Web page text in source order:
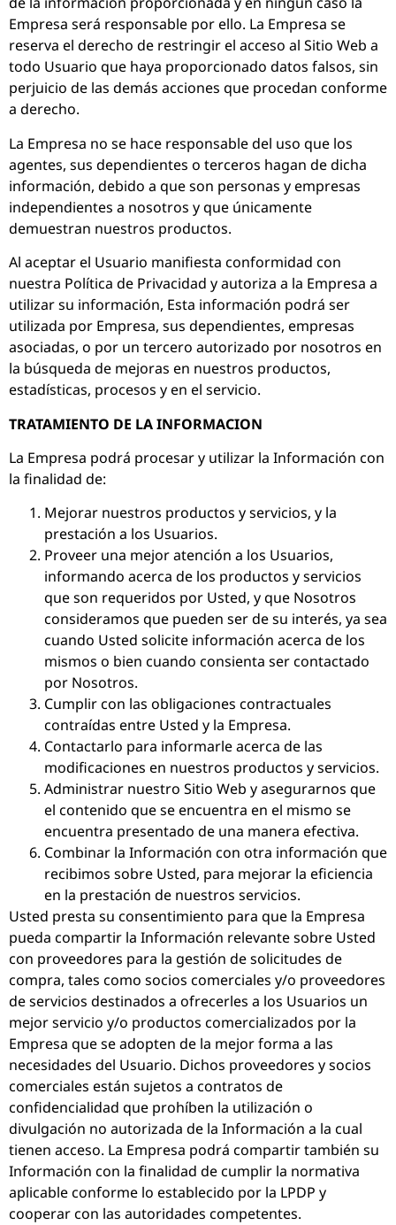
Empresa será responsable por ello. La Empresa se
reserva el derecho de restringir el acceso al Sitio Web a
todo Usuario que haya proporcionado datos falsos, sin
perjuicio de las demás acciones que procedan conforme
a derecho.
La Empresa no se hace responsable del uso que los
agentes, sus dependientes o terceros hagan de dicha
información, debido a que son personas y empresas
independientes a nosotros y que únicamente
demuestran nuestros productos.
Al aceptar el Usuario manifiesta conformidad con
nuestra Política de Privacidad y autoriza a la Empresa a
utilizar su información, Esta información podrá ser
utilizada por Empresa, sus dependientes, empresas
asociadas, o por un tercero autorizado por nosotros en
la búsqueda de mejoras en nuestros productos,
estadísticas, procesos y en el servicio.
TRATAMIENTO DE LA INFORMACION
La Empresa podrá procesar y utilizar la Información con
la finalidad de:
Mejorar nuestros productos y servicios, y la
prestación a los Usuarios.
Proveer una mejor atención a los Usuarios,
informando acerca de los productos y servicios
que son requeridos por Usted, y que Nosotros
consideramos que pueden ser de su interés, ya sea
cuando Usted solicite información acerca de los
mismos o bien cuando consienta ser contactado
por Nosotros.
Cumplir con las obligaciones contractuales
contraídas entre Usted y la Empresa.
Contactarlo para informarle acerca de las
modificaciones en nuestros productos y servicios.
Administrar nuestro Sitio Web y asegurarnos que
el contenido que se encuentra en el mismo se
encuentra presentado de una manera efectiva.
Combinar la Información con otra información que
recibimos sobre Usted, para mejorar la eficiencia
en la prestación de nuestros servicios.
Usted presta su consentimiento para que la Empresa
pueda compartir la Información relevante sobre Usted
con proveedores para la gestión de solicitudes de
compra, tales como socios comerciales y/o proveedores
de servicios destinados a ofrecerles a los Usuarios un
mejor servicio y/o productos comercializados por la
Empresa que se adopten de la mejor forma a las
necesidades del Usuario. Dichos proveedores y socios
comerciales están sujetos a contratos de
confidencialidad que prohíben la utilización o
divulgación no autorizada de la Información a la cual
tienen acceso. La Empresa podrá compartir también su
Información con la finalidad de cumplir la normativa
aplicable conforme lo establecido por la LPDP y
cooperar con las autoridades competentes.